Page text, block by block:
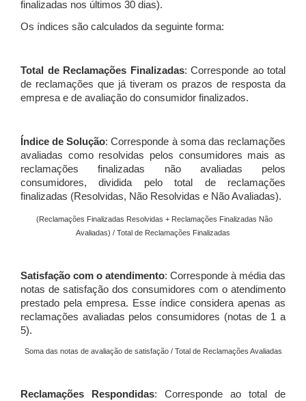
finalizadas nos últimos 30 dias).
Os índices são calculados da seguinte forma:
Total de Reclamações Finalizadas: Corresponde ao total
de reclamações que já tiveram os prazos de resposta da
empresa e de avaliação do consumidor finalizados.
Índice de Solução: Corresponde à soma das reclamações
avaliadas como resolvidas pelos consumidores mais as
reclamações finalizadas não avaliadas pelos
consumidores, dividida pelo total de reclamações
finalizadas (Resolvidas, Não Resolvidas e Não Avaliadas).
(Reclamações Finalizadas Resolvidas + Reclamações Finalizadas Não
Avaliadas) / Total de Reclamações Finalizadas
Satisfação com o atendimento: Corresponde à média das
notas de satisfação dos consumidores com o atendimento
prestado pela empresa. Esse índice considera apenas as
reclamações avaliadas pelos consumidores (notas de 1 a
5).
Soma das notas de avaliação de satisfação / Total de Reclamações Avaliadas
Reclamações Respondidas: Corresponde ao total de